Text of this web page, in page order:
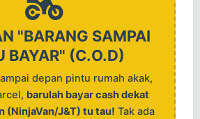
"BARANG SAMPAI
BAYAR" (C.O.D)
depan pintu rumah akak,
barulah bayar cash dekat
(NinjaVan/J&T) tu tau! Tak ada